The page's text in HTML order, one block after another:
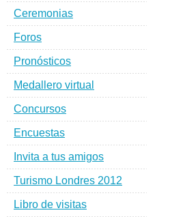
Ceremonias
Foros
Pronósticos
Medallero virtual
Concursos
Encuestas
Invita a tus amigos
Turismo Londres 2012
Libro de visitas